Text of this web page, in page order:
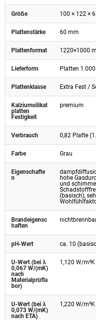
Größe 100 × 122 ×
Plattenstärke 60 mm
Plattenformat 1220×1000
Lieferform Platten
Plattenklasse Extra Fest /
Kalziumsilikat
platten
Festigkeit
premium
Verbrauch 0,82 Platte
Farbe Grau
Eigenschafte
n
hohe
und
(basisch),
Brandeigensc
haften
pH-Wert ca. 10
U-Wert (bei λ
0,067 W/(mK)
nach
Materialprüfla
bor)
1,120 W/m²K
U-Wert (bei λ
0,073 W/(mK)
nach ETA)
1,220 W/m²K